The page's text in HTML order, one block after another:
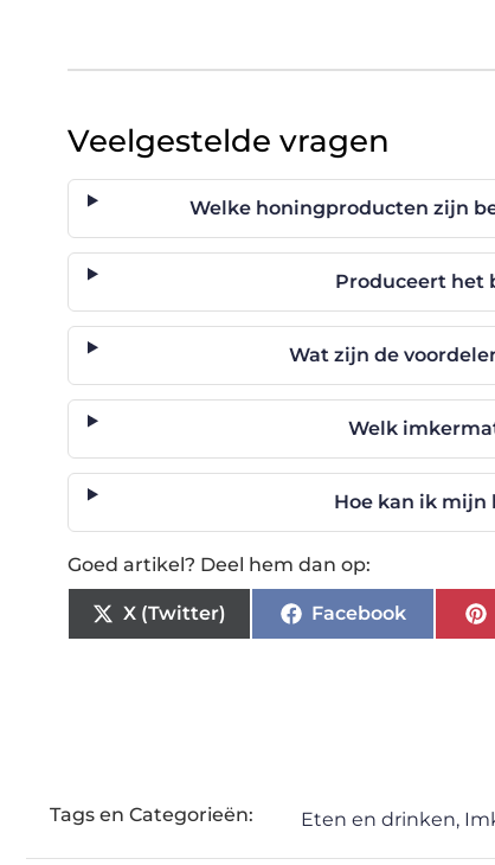
Veelgestelde vragen
Welke honingproducten zijn
Produceert het
Wat zijn de
Welk
Hoe kan ik mijn
Goed artikel? Deel hem dan op:
X (Twitter) Facebook
Tags en Categorieën: Eten en drinken,